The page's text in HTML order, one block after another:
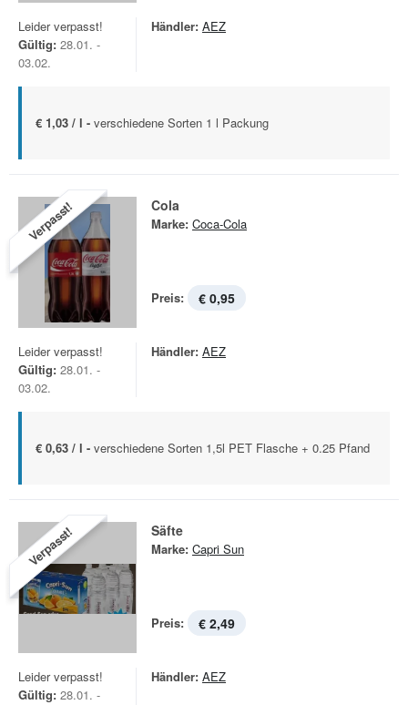
Leider verpasst!
Gültig: 28.01. -
03.02.
Händler: AEZ
€ 1,03 / l - verschiedene Sorten 1 l Packung
Verpasst! Cola
Marke: Coca-Cola
Preis: € 0,95
Leider verpasst!
Gültig: 28.01. -
03.02.
Händler: AEZ
€ 0,63 / l - verschiedene Sorten 1,5l PET Flasche + 0.25 Pfand
Verpasst! Säfte
Marke: Capri Sun
Preis: € 2,49
Leider verpasst!
Gültig: 28.01. -
Händler: AEZ